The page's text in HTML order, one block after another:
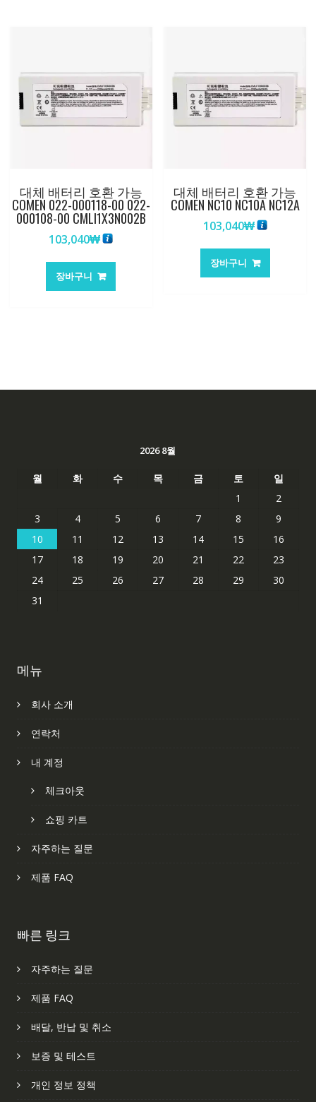
대체 배터리 호환 가능
COMEN 022-000118-00 022-
000108-00 CMLI1X3N002B
103,040₩
장바구니
대체 배터리 호환 가능
COMEN NC10 NC10A NC12A
103,040₩
장바구니
2026 8월
월 화 수 목 금 토
일
1
2
3
4 5 6 7 8
9
10
11 12 13 14 15
16
17
18 19 20 21 22
23
24
25 26 27 28 29
30
31
메뉴
회사 소개
연락처
내 계정
체크아웃
쇼핑 카트
자주하는 질문
제품 FAQ
빠른 링크
자주하는 질문
제품 FAQ
배달, 반납 및 취소
보증 및 테스트
개인 정보 정책